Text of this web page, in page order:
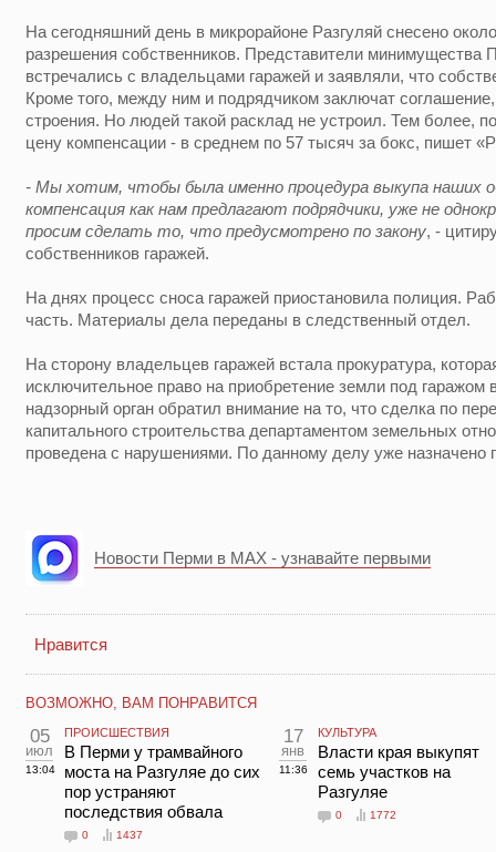
На сегодняшний день в микрорайоне Разгуляй снесено
разрешения собственников. Представители минимущества
встречались с владельцами гаражей и заявляли, что
Кроме того, между ним и подрядчиком заключат
строения. Но людей такой расклад не устроил. Тем более,
цену компенсации - в среднем по 57 тысяч за бокс, пишет
- Мы хотим, чтобы была именно процедура выкупа наших
компенсация как нам предлагают подрядчики, уже не
просим сделать то, что предусмотрено по закону, -
собственников гаражей.
На днях процесс сноса гаражей приостановила полиция.
часть. Материалы дела переданы в следственный отдел.
На сторону владельцев гаражей встала прокуратура,
исключительное право на приобретение земли под гаражом
надзорный орган обратил внимание на то, что сделка по
капитального строительства департаментом земельных
проведена с нарушениями. По данному делу уже назначено
Новости Перми в MAX - узнавайте первыми
Нравится
ВОЗМОЖНО, ВАМ ПОНРАВИТСЯ
05
июл
13:04
ПРОИСШЕСТВИЯ
В Перми у трамвайного
моста на Разгуляе до сих
пор устраняют
последствия обвала
0 1437
17
янв
11:36
КУЛЬТУРА
Власти края выкупят
семь участков на
Разгуляе
0 1772